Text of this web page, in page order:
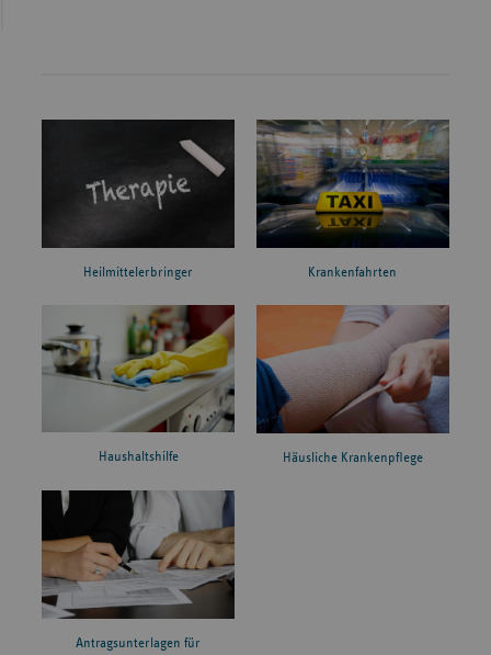
Heilmittelerbringer Krankenfahrten
Haushaltshilfe Häusliche Krankenpflege
Antragsunterlagen für